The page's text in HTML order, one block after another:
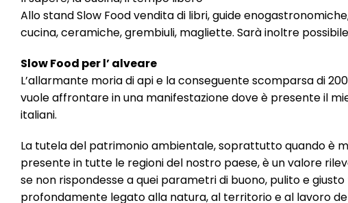
Allo stand Slow Food vendita di libri, guide
cucina, ceramiche, grembiuli, magliette. Sarà inoltre
Slow Food per l’ alveare
L’allarmante moria di api e la conseguente scomparsa di
vuole affrontare in una manifestazione dove è presente il
italiani.
La tutela del patrimonio ambientale, soprattutto quando è
presente in tutte le regioni del nostro paese, è un valore
se non rispondesse a quei parametri di buono, pulito e
profondamente legato alla natura, al territorio e al lavoro